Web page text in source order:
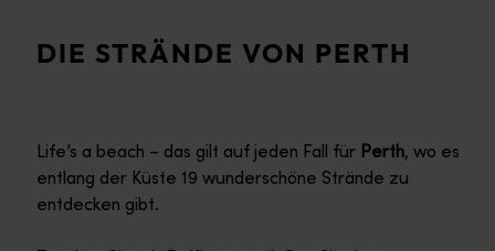
DIE STRÄNDE VON PERTH
Life’s a beach – das gilt auf jeden Fall für Perth, wo es
entlang der Küste 19 wunderschöne Strände zu
entdecken gibt.